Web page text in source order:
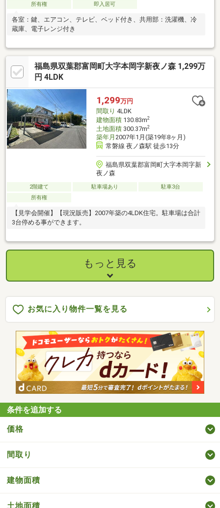
所有権
即入居可
各室：鍵、エアコン、テレビ、ベッド付き、共用部：洗濯機、冷
蔵庫、電子レンジ付き
福島県双葉郡富岡町大字本岡字新夜ノ森 1,299万
円 4LDK
1,299万円
間取り 4LDK
建物面積130.83m2
土地面積300.37m2
築年月 2007年1月(築19年8ヶ月)
常磐線 夜ノ森駅 徒歩13分
福島県双葉郡富岡町大字本岡字新
夜ノ森
2階建て 駐車場あり
駐車3台
所有権
【見学会開催】【現況販売】2007年築の4LDK住宅。駐車場は合計
3台停める事ができます。
もっと見る
お気に入り物件一覧を見る
条件を追加する
価格
間取り
建物面積
土地面積